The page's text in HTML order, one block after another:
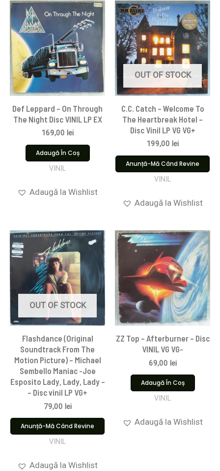
Def Leppard – On Through
The Night Disc VINIL LP EX
169,00 lei
Adaugă În Coș
VINIL
Adaugă la Wishlist
OUT OF STOCK
C.C. Catch – Welcome To
The Heartbreak Hotel –
Disc Vinil LP VG VG+
199,00 lei
Anunță-Mă Când Revine
VINIL
Adaugă la Wishlist
OUT OF STOCK
Flashdance (Original
Soundtrack From The
Motion Picture) – Michael
Sembello Maniac -Joe
Esposito Lady, Lady, Lady –
– Disc vinil LP VG+
79,00 lei
Anunță-Mă Când Revine
VINIL
Adaugă la Wishlist
ZZ Top – Afterburner – Disc
VINIL VG VG-
69,00 lei
Adaugă În Coș
VINIL
Adaugă la Wishlist